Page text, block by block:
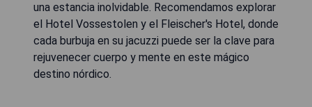
una estancia inolvidable. Recomendamos explorar
el Hotel Vossestolen y el Fleischer's Hotel, donde
cada burbuja en su jacuzzi puede ser la clave para
rejuvenecer cuerpo y mente en este mágico
destino nórdico.